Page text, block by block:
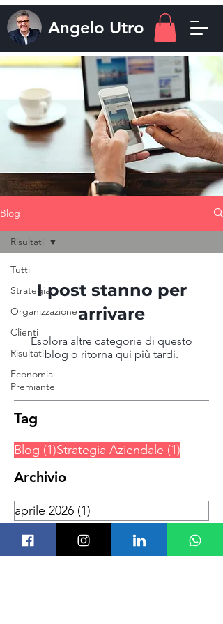
Angelo Utro
Blog
Tutti
Strategia
Organizzazione
Clienti
Risultati
Economia
Premiante
Risultati
I post stanno per
arrivare
Esplora altre categorie di questo
blog o ritorna qui più tardi.
Tag
Blog (1)1 post
Strategia Aziendale (1)
Archivio
aprile 2026 (1)